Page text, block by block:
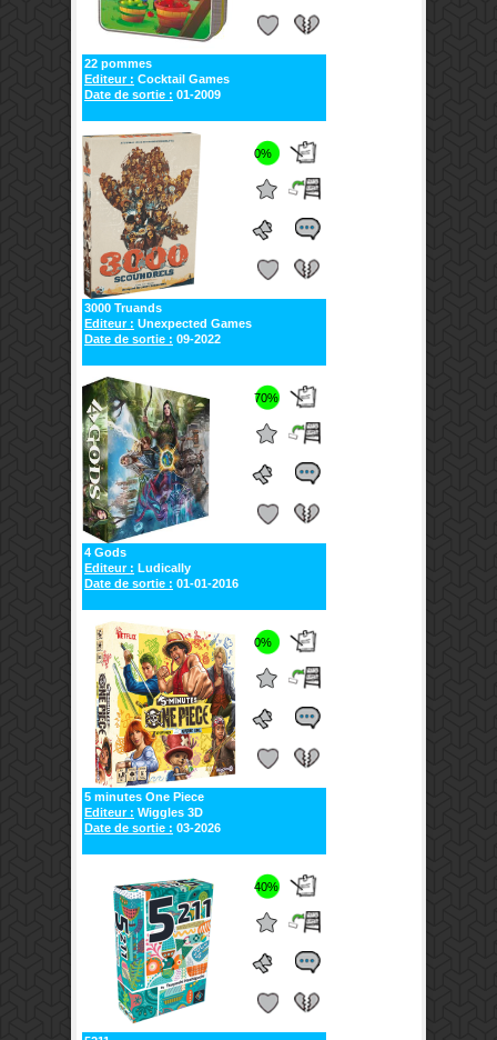
22 pommes
Editeur : Cocktail Games
Date de sortie : 01-2009
0%
3000 Truands
Editeur : Unexpected Games
Date de sortie : 09-2022
70%
4 Gods
Editeur : Ludically
Date de sortie : 01-01-2016
0%
5 minutes One Piece
Editeur : Wiggles 3D
Date de sortie : 03-2026
40%